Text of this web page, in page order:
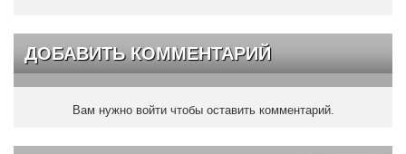
ДОБАВИТЬ КОММЕНТАРИЙ
Вам нужно войти чтобы оставить комментарий.